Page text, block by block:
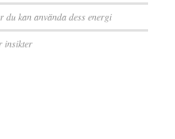
kan använda dess energi
insikter